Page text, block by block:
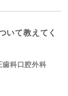
いて教えてく
歯科口腔外科